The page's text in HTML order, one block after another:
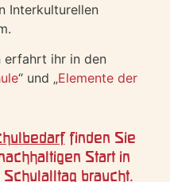
Interkulturellen
erfahrt ihr in den
“ und „Elemente der
finden Sie
Start in
braucht.